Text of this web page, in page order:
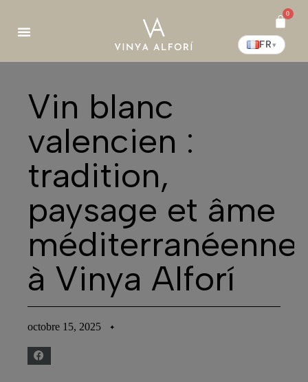
0
FR▾
Vin blanc
valencien :
tradition,
paysage et âme
méditerranéenne
à Vinya Alforí
octobre 15, 2025 ✦